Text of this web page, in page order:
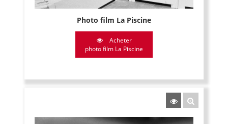
Photo film La Piscine
Acheter
photo film La Piscine